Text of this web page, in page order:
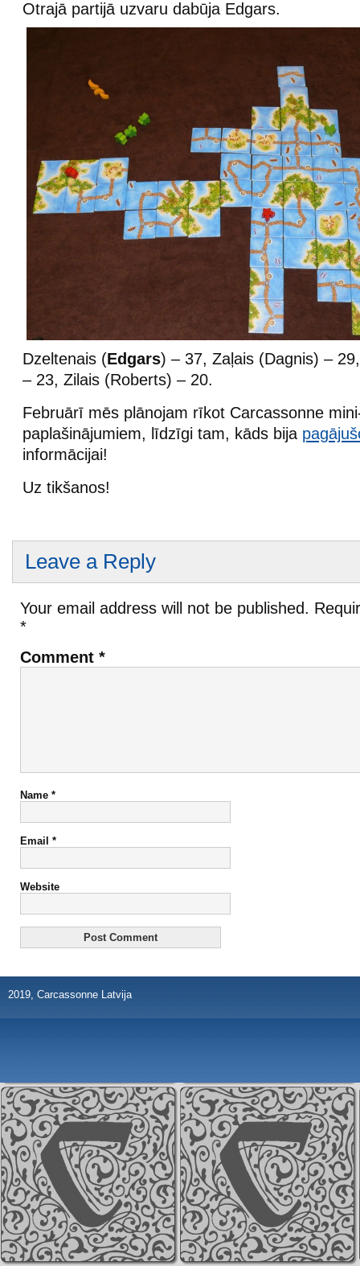
Otrajā partijā uzvaru dabūja Edgars.
Dzeltenais (Edgars) – 37, Zaļais (Dagnis) –
– 23, Zilais (Roberts) – 20.
Februārī mēs plānojam rīkot Carcassonne
paplašinājumiem, līdzīgi tam, kāds bija
informācijai!
Uz tikšanos!
Leave a Reply
Your email address will not be published.
*
Comment *
Name *
Email *
Website
2019, Carcassonne Latvija